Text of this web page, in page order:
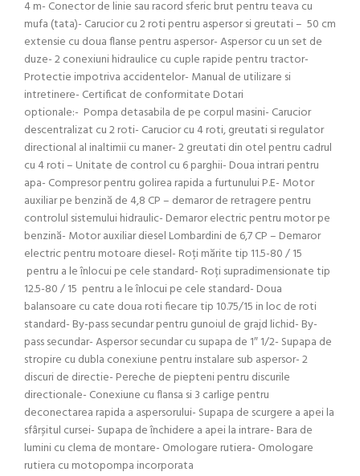
4 m- Conector de linie sau racord sferic brut pentru teava cu
mufa (tata)- Carucior cu 2 roti pentru aspersor si greutati – 50 cm
extensie cu doua flanse pentru aspersor- Aspersor cu un set de
duze- 2 conexiuni hidraulice cu cuple rapide pentru tractor-
Protectie impotriva accidentelor- Manual de utilizare si
intretinere- Certificat de conformitate Dotari
optionale:- Pompa detasabila de pe corpul masini- Carucior
descentralizat cu 2 roti- Carucior cu 4 roti, greutati si regulator
directional al inaltimii cu maner- 2 greutati din otel pentru cadrul
cu 4 roti – Unitate de control cu 6 parghii- Doua intrari pentru
apa- Compresor pentru golirea rapida a furtunului P.E- Motor
auxiliar pe benzină de 4,8 CP – demaror de retragere pentru
controlul sistemului hidraulic- Demaror electric pentru motor pe
benzină- Motor auxiliar diesel Lombardini de 6,7 CP – Demaror
electric pentru motoare diesel- Roți mărite tip 11.5-80 / 15
pentru a le înlocui pe cele standard- Roți supradimensionate tip
12.5-80 / 15 pentru a le înlocui pe cele standard- Doua
balansoare cu cate doua roti fiecare tip 10.75/15 in loc de roti
standard- By-pass secundar pentru gunoiul de grajd lichid- By-
pass secundar- Aspersor secundar cu supapa de 1″ 1/2- Supapa de
stropire cu dubla conexiune pentru instalare sub aspersor- 2
discuri de directie- Pereche de piepteni pentru discurile
directionale- Conexiune cu flansa si 3 carlige pentru
deconectarea rapida a aspersorului- Supapa de scurgere a apei la
sfârșitul cursei- Supapa de închidere a apei la intrare- Bara de
lumini cu clema de montare- Omologare rutiera- Omologare
rutiera cu motopompa incorporata